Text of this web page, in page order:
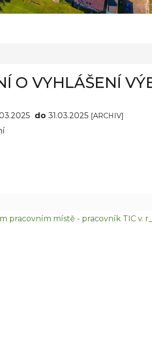
O VYHLÁŠENÍ
do 31.03.2025 [ARCHIV]
pracovním místě - pracovník TIC v. r_